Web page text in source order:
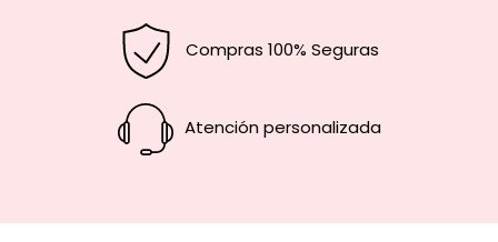
Compras 100% Seguras
Atención personalizada